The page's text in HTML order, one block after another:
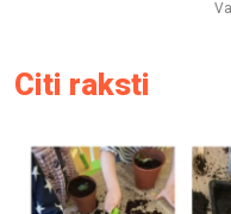
Citi raksti